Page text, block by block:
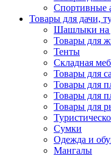
Спортивные
Товары для дачи,
Шашлыки на
Товары для
Тенты
Складная
Товары для
Товары для
Товары для
Товары для
Сумки
Одежда и
Мангалы